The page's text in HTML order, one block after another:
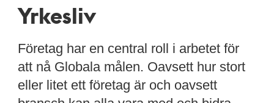
Yrkesliv
Företag har en central roll i arbetet för
att nå Globala målen. Oavsett hur stort
eller litet ett företag är och oavsett